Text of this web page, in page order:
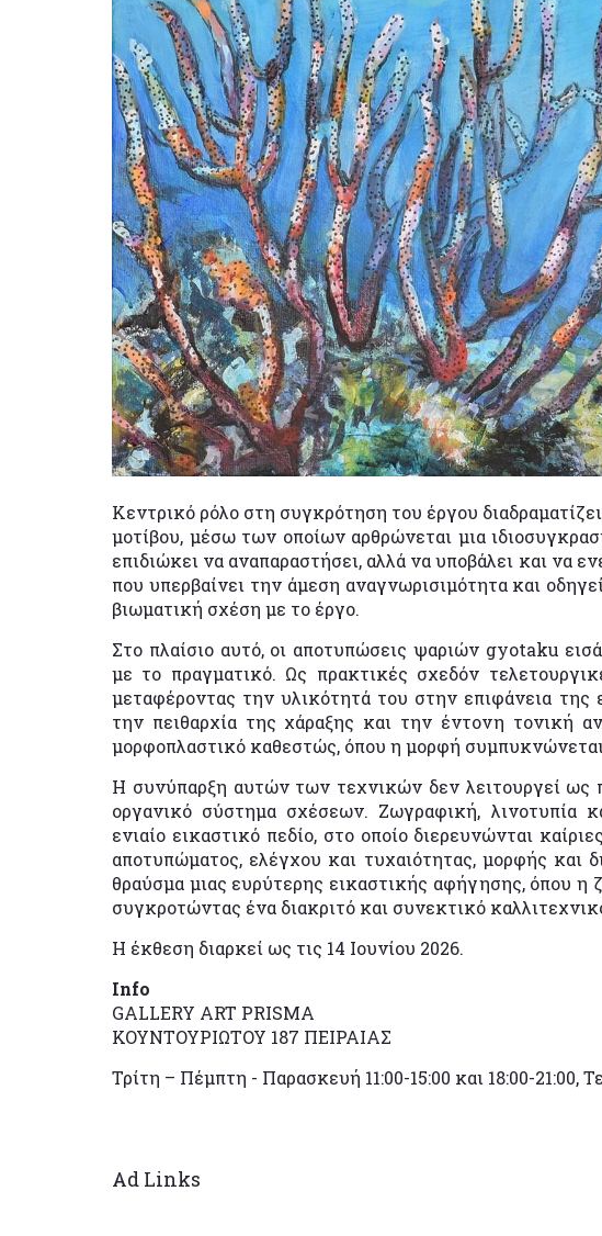
Κεντρικό ρόλο στη συγκρότηση του έργου
μοτίβου, μέσω των οποίων αρθρώνεται μια
επιδιώκει να αναπαραστήσει, αλλά να υποβάλει και να
που υπερβαίνει την άμεση αναγνωρισιμότητα και
βιωματική σχέση με το έργο.
Στο πλαίσιο αυτό, οι αποτυπώσεις ψαριών gyotaku
με το πραγματικό. Ως πρακτικές σχεδόν
μεταφέροντας την υλικότητά του στην επιφάνεια της
την πειθαρχία της χάραξης και την έντονη τονική
μορφοπλαστικό καθεστώς, όπου η μορφή
Η συνύπαρξη αυτών των τεχνικών δεν λειτουργεί
οργανικό σύστημα σχέσεων. Ζωγραφική, λινοτυπία
ενιαίο εικαστικό πεδίο, στο οποίο διερευνώνται
αποτυπώματος, ελέγχου και τυχαιότητας, μορφής και
θραύσμα μιας ευρύτερης εικαστικής αφήγησης, όπου
συγκροτώντας ένα διακριτό και συνεκτικό
Η έκθεση διαρκεί ως τις 14 Ιουνίου 2026.
Info
GALLERY ART PRISMA
ΚΟΥΝΤΟΥΡΙΩΤΟΥ 187 ΠΕΙΡΑΙΑΣ
Τρίτη – Πέμπτη - Παρασκευή 11:00-15:00 και 18:00-21:00,
Ad Links